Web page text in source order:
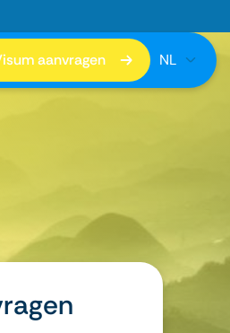
aanvragen NL